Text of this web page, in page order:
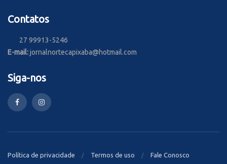
Contatos
27 99913-5246
E-mail:jornalnortecapixaba@hotmail.com
Siga-nos
Política de privacidade Termos de uso Fale Conosco